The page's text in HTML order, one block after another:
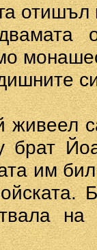
живеел
брат
им